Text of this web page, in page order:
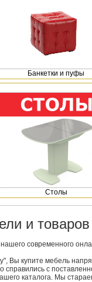
Банкетки и пуфы
Столы
и
современного
Вы купите мебель
справились с
каталога. Мы